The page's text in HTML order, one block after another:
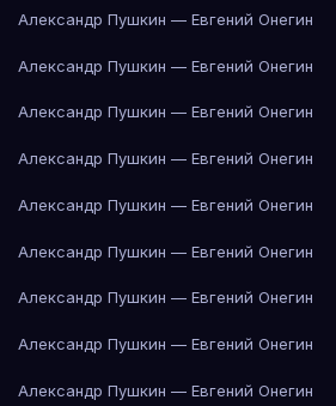
Александр Пушкин — Евгений Онегин
Александр Пушкин — Евгений Онегин
Александр Пушкин — Евгений Онегин
Александр Пушкин — Евгений Онегин
Александр Пушкин — Евгений Онегин
Александр Пушкин — Евгений Онегин
Александр Пушкин — Евгений Онегин
Александр Пушкин — Евгений Онегин
Александр Пушкин — Евгений Онегин